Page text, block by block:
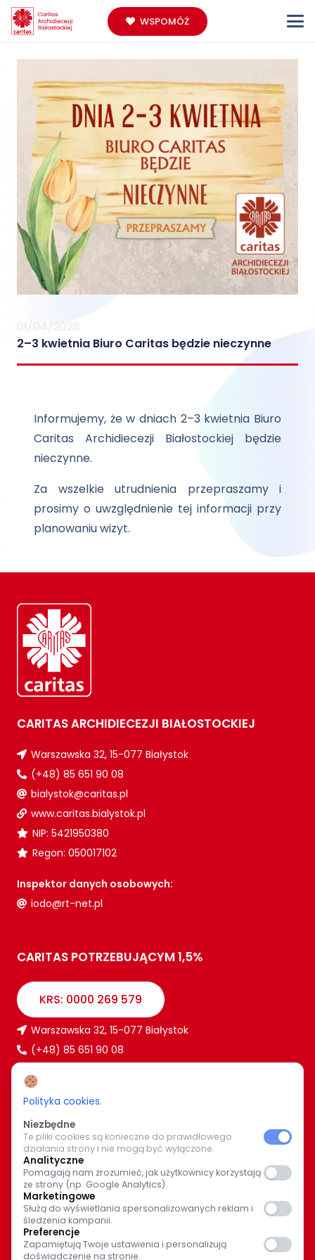
WSPOMÓŻ
2–3 kwietnia Biuro Caritas będzie nieczynne
Informujemy, że w dniach 2–3 kwietnia Biuro
Caritas Archidiecezji Białostockiej będzie
nieczynne.
Za wszelkie utrudnienia przepraszamy i
prosimy o uwzględnienie tej informacji przy
planowaniu wizyt.
CARITAS ARCHIDIECEZJI BIAŁOSTOCKIEJ
Warszawska 32, 15-077 Białystok
(+48) 85 651 90 08
bialystok@caritas.pl
www.caritas.bialystok.pl
NIP: 5421950380
Regon: 050017102
Inspektor danych osobowych:
iodo@rt-net.pl
CARITAS POTRZEBUJĄCYM 1,5%
KRS: 0000 269 579
Warszawska 32, 15-077 Białystok
(+48) 85 651 90 08
bialystok@caritas.pl
WIĘCEJ O NAS
Bądź z nami na bieżąco. Wspólnymi siłami pomagajmy
potrzebującym.
Polityka cookies.
Niezbędne
Te pliki cookies są konieczne do prawidłowego
działania strony i nie mogą być wyłączone.
Analityczne
Pomagają nam zrozumieć, jak użytkownicy korzystają
ze strony (np. Google Analytics).
Marketingowe
Służą do wyświetlania spersonalizowanych reklam i
śledzenia kampanii.
Preferencje
Zapamiętują Twoje ustawienia i personalizują
doświadczenie na stronie.